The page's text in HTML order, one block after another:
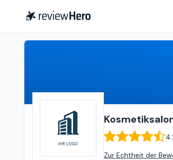
Zur Echtheit der